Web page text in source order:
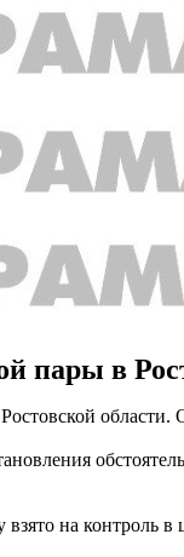
пары в
на контроль в